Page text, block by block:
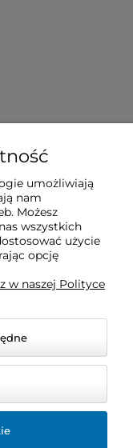
umożliwiają
nam
Możesz
wszystkich
użycie
opcję
w naszej Polityce